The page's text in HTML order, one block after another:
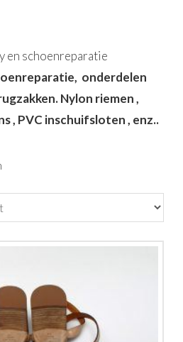
en schoenreparatie
onderdelen
Nylon riemen ,
, PVC inschuifsloten , enz..